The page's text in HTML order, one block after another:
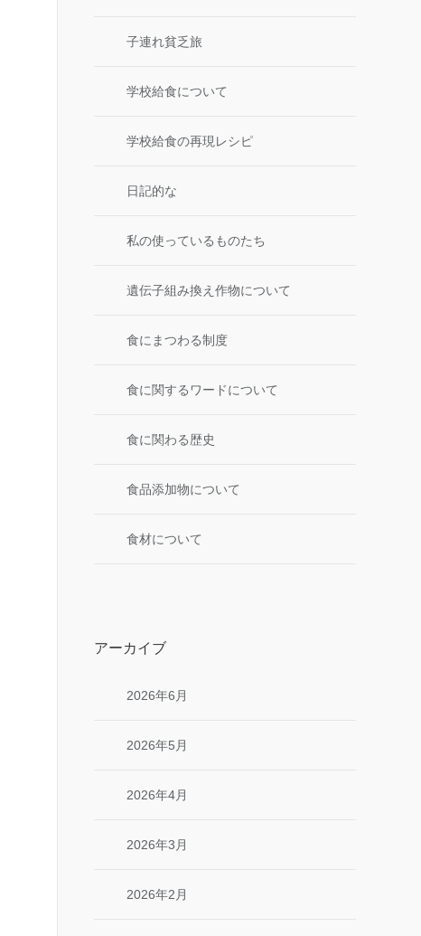
子連れ貧乏旅
学校給食について
学校給食の再現レシピ
日記的な
私の使っているものたち
遺伝子組み換え作物について
食にまつわる制度
食に関するワードについて
食に関わる歴史
食品添加物について
食材について
アーカイブ
2026年6月
2026年5月
2026年4月
2026年3月
2026年2月